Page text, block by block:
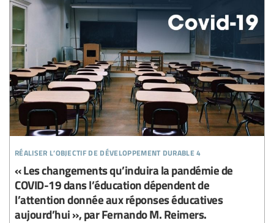
réaliser l’objectif de développement durable 4
« Les changements qu’induira la pandémie de
COVID-19 dans l’éducation dépendent de
l’attention donnée aux réponses éducatives
aujourd’hui », par Fernando M. Reimers.